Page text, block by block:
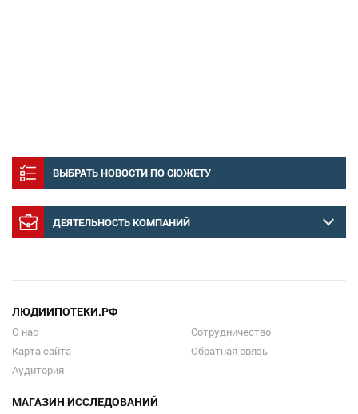
ВЫБРАТЬ НОВОСТИ ПО СЮЖЕТУ
ДЕЯТЕЛЬНОСТЬ КОМПАНИЙ
ЛЮДИИПОТЕКИ.РФ
О нас
Карта сайта
Аудитория
Сотрудничество
Обратная связь
МАГАЗИН ИССЛЕДОВАНИЙ